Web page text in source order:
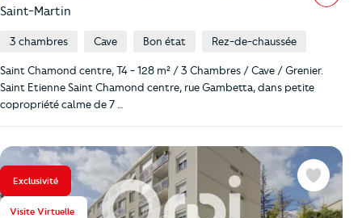
Saint-Martin
3 chambres Cave Bon état Rez-de-chaussée
Saint Chamond centre, T4 - 128 m² / 3 Chambres / Cave / Grenier.
Saint Etienne Saint Chamond centre, rue Gambetta, dans petite
copropriété calme de 7 …
Exclusivité
Visite Virtuelle
Favoris